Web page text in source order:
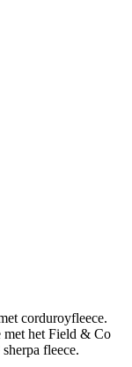
corduroyfleece.
met het Field & Co
fleece.